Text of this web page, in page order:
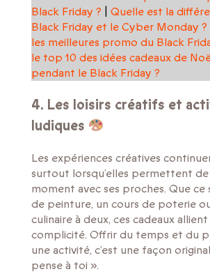
Black Friday ?
Quelle est la
Black Friday et le Cyber Monday ?
les meilleures promo du Black
le top 10 des idées cadeaux de
pendant le Black Friday ?
4. Les loisirs créatifs et
ludiques
Les expériences créatives
surtout lorsqu’elles permettent
moment avec ses proches. Que
de peinture, un cours de poterie
culinaire à deux, ces cadeaux
complicité. Offrir du temps et du
une activité, c’est une façon
pense à toi ».